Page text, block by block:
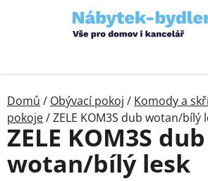
Domů / Obývací pokoj / Komody a
pokoje/ZELE KOM3S dub wotan/bílý
ZELE KOM3S dub
wotan/bílý lesk